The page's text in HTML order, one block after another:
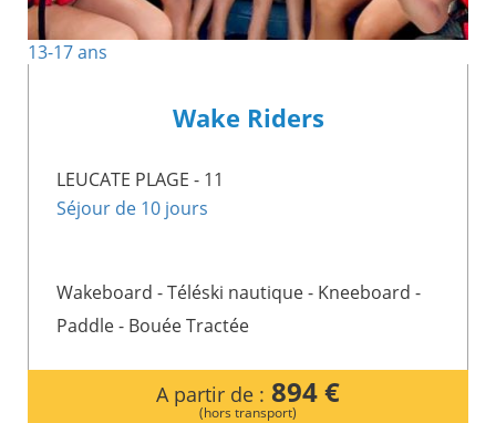
13-17 ans
Wake Riders
LEUCATE PLAGE - 11
Séjour de 10 jours
Wakeboard - Téléski nautique - Kneeboard -
Paddle - Bouée Tractée
A partir de : 894 €
(hors transport)